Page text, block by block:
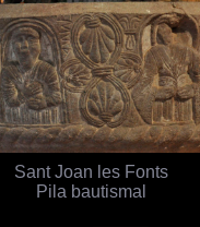
Sant Joan les Fonts
Pila bautismal